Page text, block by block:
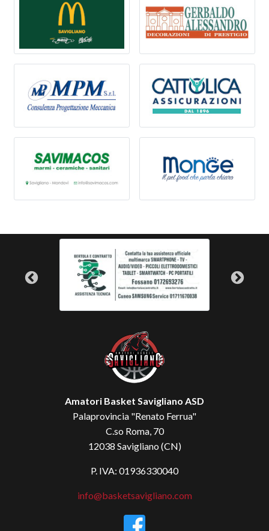
Amatori Basket Savigliano ASD
Palaprovincia "Renato Ferrua"
C.so Roma, 70
12038 Savigliano (CN)
P. IVA: 01936330040
info@basketsavigliano.com